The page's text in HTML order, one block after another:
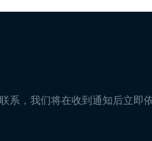
系，我们将在收到通知后立即